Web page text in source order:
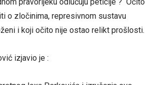
o zločinima, represivnom sustavu
i koji očito nije ostao relikt prošlosti.
izjavio je :